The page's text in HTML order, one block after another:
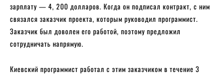
зарплату — 4, 200 долларов. Когда он подписал контракт, с ним
связался заказчик проекта, которым руководил программист.
Заказчик был доволен его работой, поэтому предложил
сотрудничать напрямую.
Киевский программист работал с этим заказчиком в течение 3